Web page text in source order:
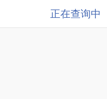
正在查询中